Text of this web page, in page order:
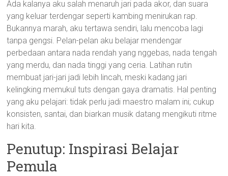
Ada kalanya aku salah menaruh jari pada akor, dan suara
yang keluar terdengar seperti kambing menirukan rap.
Bukannya marah, aku tertawa sendiri, lalu mencoba lagi
tanpa gengsi. Pelan-pelan aku belajar mendengar
perbedaan antara nada rendah yang nggebas, nada tengah
yang merdu, dan nada tinggi yang ceria. Latihan rutin
membuat jari-jari jadi lebih lincah, meski kadang jari
kelingking memukul tuts dengan gaya dramatis. Hal penting
yang aku pelajari: tidak perlu jadi maestro malam ini; cukup
konsisten, santai, dan biarkan musik datang mengikuti ritme
hari kita.
Penutup: Inspirasi Belajar
Pemula